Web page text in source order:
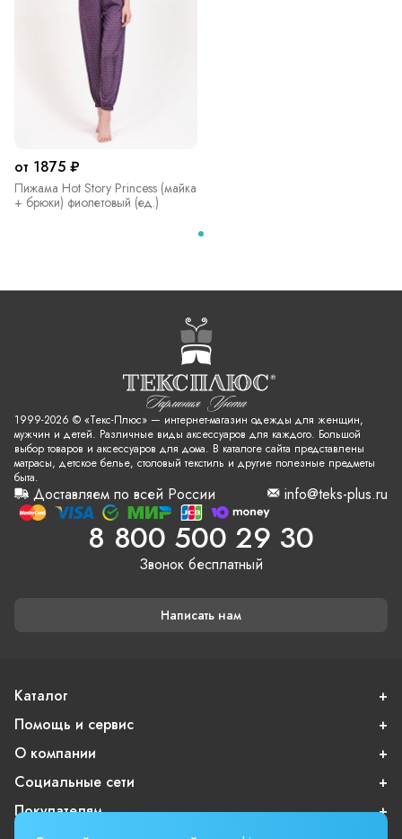
от 1875 ₽
Пижама Hot Story Princess (майка
+ брюки) фиолетовый (ед.)
1999-2026 © «Текс-Плюс» — интернет-магазин одежды для женщин,
мужчин и детей. Различные виды аксессуаров для каждого. Большой
выбор товаров и аксессуаров для дома. В каталоге сайта представлены
матрасы, детское белье, столовый текстиль и другие полезные предметы
быта.
Доставляем по всей России info@teks-plus.ru
8 800 500 29 30
Звонок бесплатный
Написать нам
Каталог
Помощь и сервис
О компании
Социальные сети
Покупателям